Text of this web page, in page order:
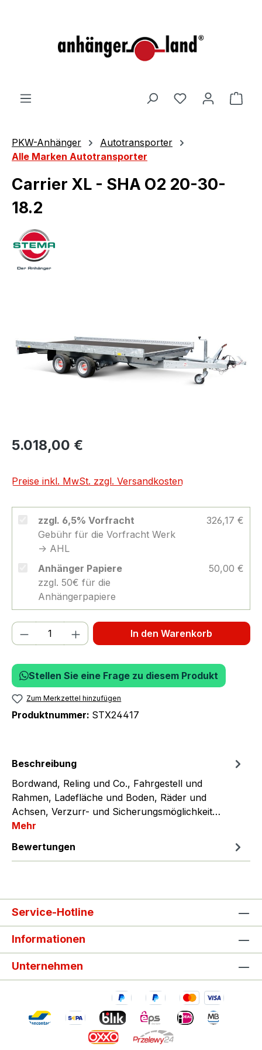
PKW-Anhänger
Autotransporter
Alle Marken Autotransporter
Carrier XL - SHA O2 20-30-
18.2
5.018,00 €
Preise inkl. MwSt. zzgl. Versandkosten
zzgl. 6,5% Vorfracht
Gebühr für die Vorfracht Werk
-> AHL
326,17 €
Anhänger Papiere
zzgl. 50€ für die
Anhängerpapiere
50,00 €
Produkt Anzahl: Gib den gewünschten
In den Warenkorb
Stellen Sie eine Frage zu diesem Produkt
Zum Merkzettel hinzufügen
Produktnummer: STX24417
Beschreibung
Bordwand, Reling und Co., Fahrgestell und
Rahmen, Ladefläche und Boden, Räder und
Achsen, Verzurr- und Sicherungsmöglichkeit…
Mehr
Bewertungen
Service-Hotline
Informationen
Unternehmen